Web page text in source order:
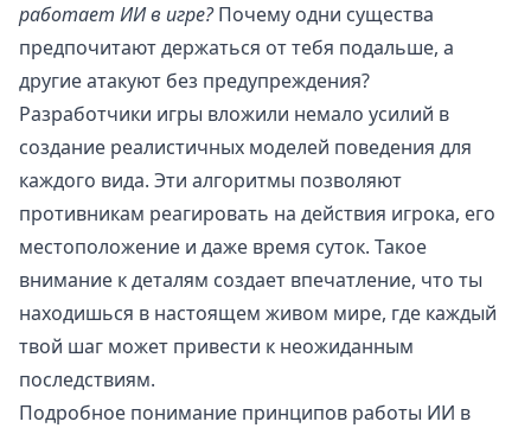
работает ИИ в игре?Почему одни существа
предпочитают держаться от тебя подальше, а
другие атакуют без предупреждения?
Разработчики игры вложили немало усилий в
создание реалистичных моделей поведения для
каждого вида. Эти алгоритмы позволяют
противникам реагировать на действия игрока, его
местоположение и даже время суток. Такое
внимание к деталям создает впечатление, что ты
находишься в настоящем живом мире, где каждый
твой шаг может привести к неожиданным
последствиям.
Подробное понимание принципов работы ИИ в